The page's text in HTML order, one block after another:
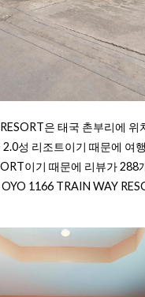
은 태국 촌부리에 위
성 리조트이기 때문에 여
이기 때문에 리뷰가
1166 TRAIN WAY